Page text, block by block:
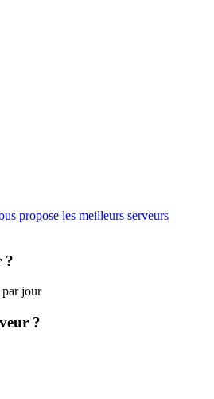
propose les meilleurs serveurs
?
jour
?